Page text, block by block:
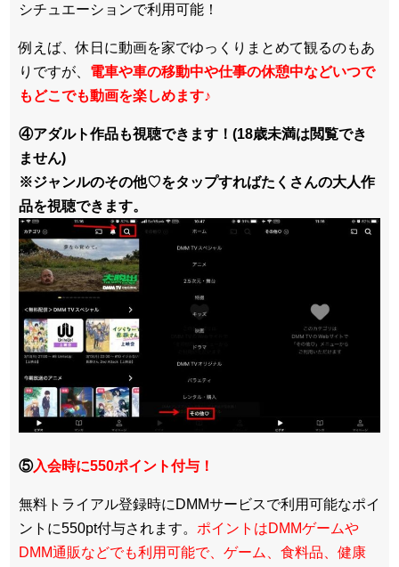
シチュエーションで利用可能！
例えば、休日に動画を家でゆっくりまとめて観るのもあ
りですが、 電車や車の移動中や仕事の休憩中などいつで
もどこでも動画を楽しめます♪
④アダルト作品も視聴できます！(18歳未満は閲覧でき
ません)
※ジャンルのその他♡をタップすればたくさんの大人作
品を視聴できます。
⑤入会時に550ポイント付与！
無料トライアル登録時にDMMサービスで利用可能なポイ
ントに550pt付与されます。 ポイントはDMMゲームや
DMM通販などでも利用可能で、ゲーム、食料品、健康